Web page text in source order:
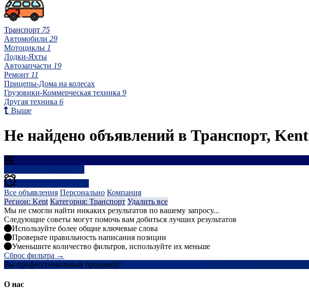
Транспорт 75
Автомобили 29
Мотоциклы 1
Лодки-Яхты
Автозапчасти 19
Ремонт 11
Прицепы-Дома на колесах
Грузовики-Коммерческая техника 9
Другая техника 6
Выше
Не найдено объявлений в Транспорт, Kent
Все объявления Персонально Компания
Регион: Kent Категория: Транспорт Удалить все
Мы не смогли найти никаких результатов по вашему запросу...
Следующие советы могут помочь вам добиться лучших результатов
Используйте более общие ключевые слова
Проверьте правильность написания позиции
Уменьшите количество фильтров, используйте их меньше
Сброс фильтра →
Вы профессиональный продавец?
О нас